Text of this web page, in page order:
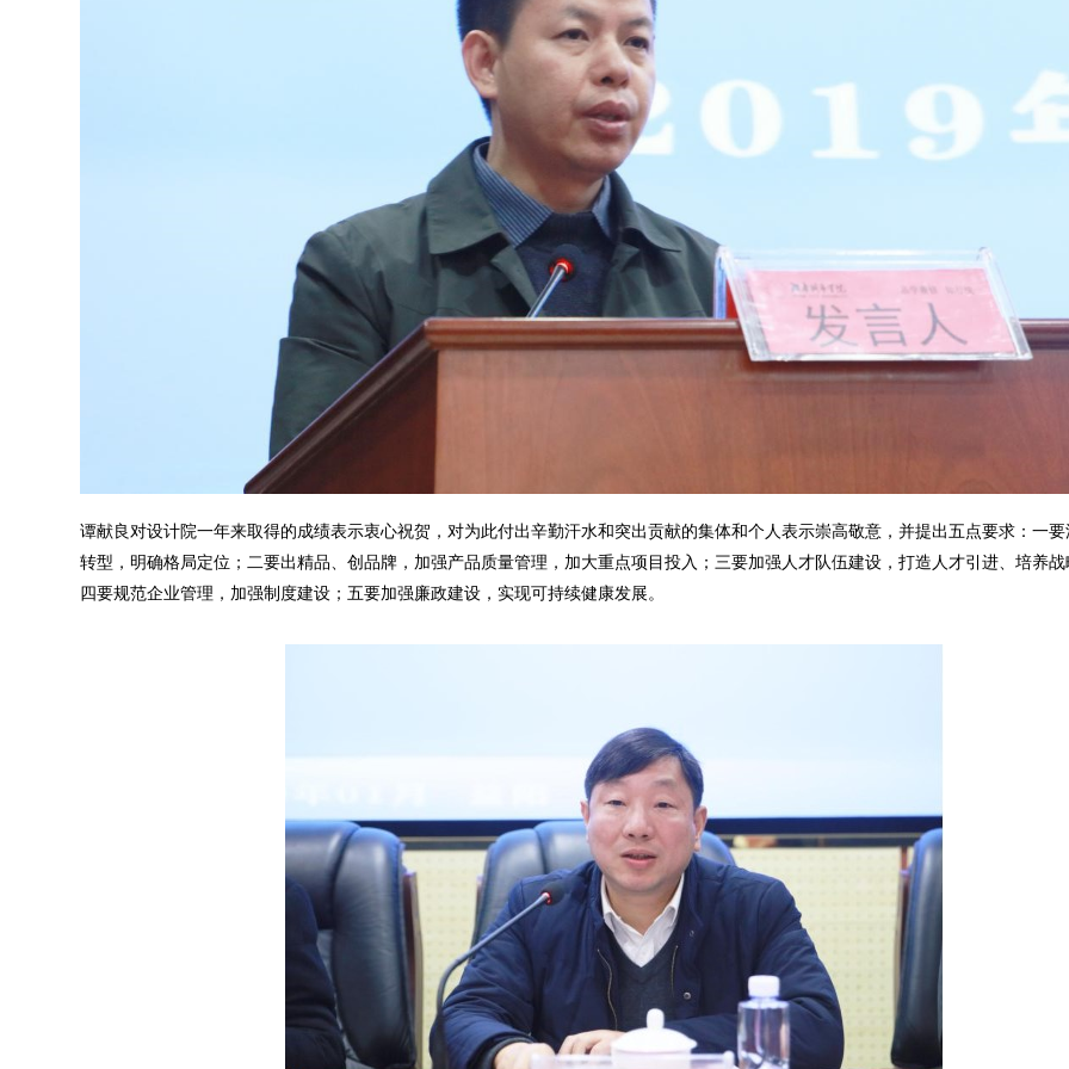
谭献良对设计院一年来取得的成绩表示衷心祝贺，对为此付出辛勤汗水和突出贡献的集体和个人表示崇高敬意，并提出五点要求：一
转型，明确格局定位；二要出精品、创品牌，加强产品质量管理，加大重点项目投入；三要加强人才队伍建设，打造人才引进、培养
四要规范企业管理，加强制度建设；五要加强廉政建设，实现可持续健康发展。